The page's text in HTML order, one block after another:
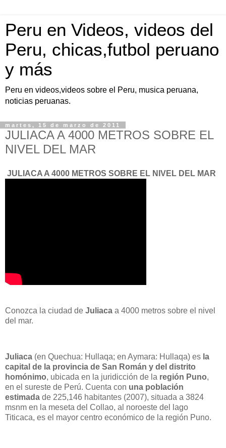
Peru en Videos, videos del
Peru, chicas,futbol peruano
y más
Peru en videos,videos sobre el Peru, musica peruana,
noticias peruanas.
martes, 15 de marzo de 2011
JULIACA A 4000 METROS SOBRE EL
NIVEL DEL MAR
JULIACA A 4000 METROS SOBRE EL NIVEL DEL MAR
Conozca la ciudad de Juliaca a 4000 metros sobre el nivel
del mar.
Juliaca (en Quechua: Hullaqa; en Aymara: Hullaqa) es la
capital de la provincia de San Román y del distrito
homónimo, ubicada en la juridicción de la región Puno,
en el sureste de Perú. Cuenta con una población
estimada de 225,146 habitantes (2007), situada a 3824
msnm en la meseta del Collao, al noroeste del lago
Titicaca, es el mayor centro económico de la región Puno.